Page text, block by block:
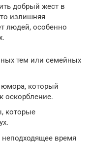
добрый жест в
излишняя
людей, особенно
тем или семейных
юмора, который
оскорбление.
которые
время